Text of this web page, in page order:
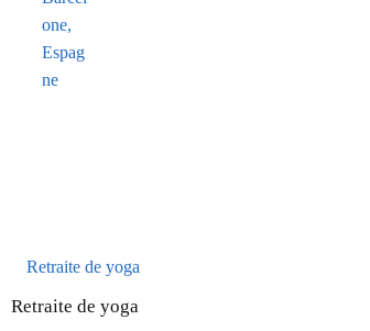
Retraite de yoga